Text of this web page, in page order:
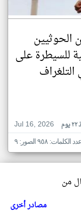
الحوثيين
للسيطرة على
Jul 16, 2026
عدد الكلمات: ٩٥٨ الصور: ٩
من
مصادر أخرى